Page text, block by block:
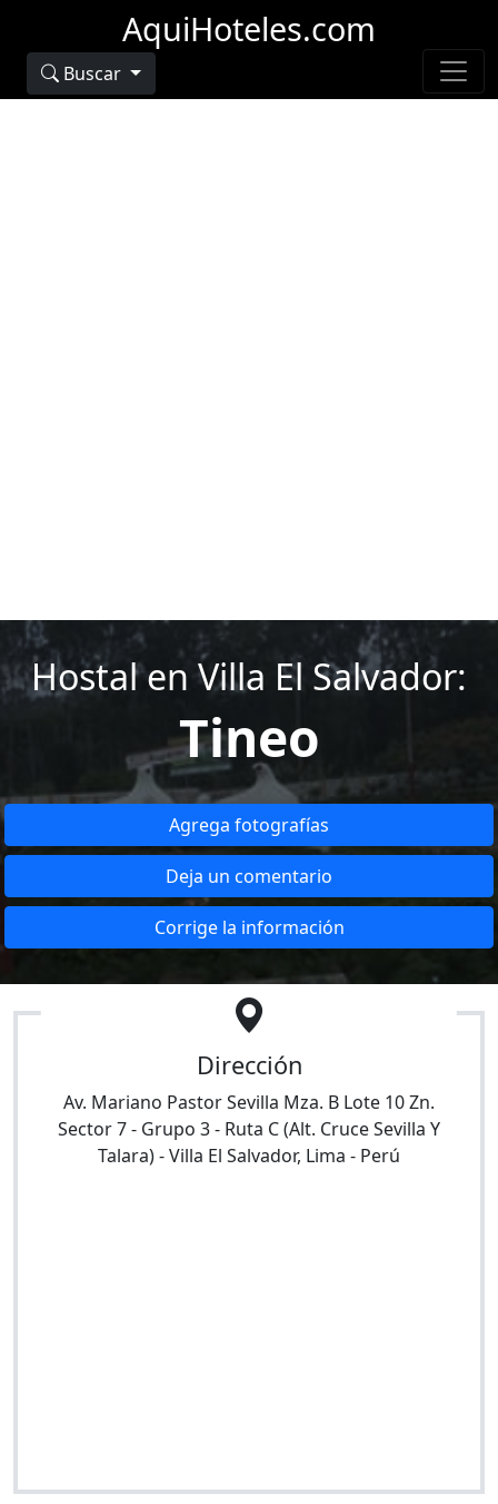
AquiHoteles.com
Buscar
Hostal en Villa El Salvador:
Tineo
Agrega fotografías
Deja un comentario
Corrige la información
Dirección
Av. Mariano Pastor Sevilla Mza. B Lote 10 Zn.
Sector 7 - Grupo 3 - Ruta C (Alt. Cruce Sevilla Y
Talara)-Villa El Salvador, Lima - Perú